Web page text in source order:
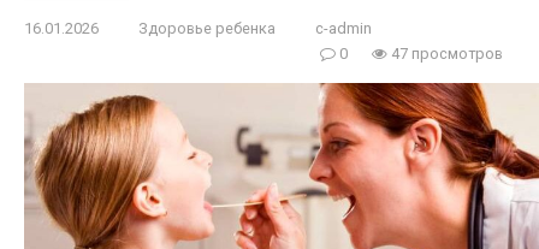
16.01.2026 Здоровье ребенка
c-admin
0
47 просмотров